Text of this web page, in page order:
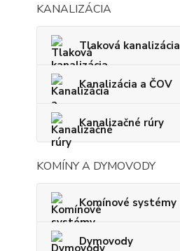
KANALIZÁCIA
Tlaková kanalizácia
Kanalizácia a ČOV
Kanalizačné rúry
KOMÍNY A DYMOVODY
Komínové systémy
Dymovody